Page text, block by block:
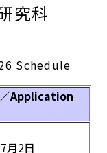
究科
Schedule
／Application
月2日